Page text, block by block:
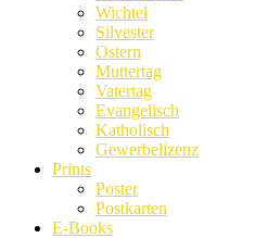
Wichtel
Silvester
Ostern
Muttertag
Vatertag
Evangelisch
Katholisch
Gewerbelizenz
Prints
Poster
Postkarten
E-Books